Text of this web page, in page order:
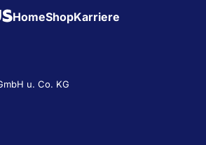
HomeShopKarriere
u. Co. KG